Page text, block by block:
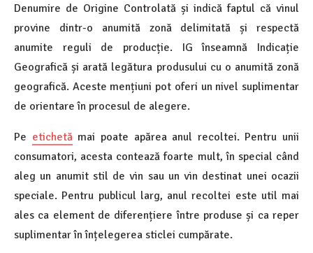
Denumire de Origine Controlată și indică faptul că vinul
provine dintr-o anumită zonă delimitată și respectă
anumite reguli de producție. IG înseamnă Indicație
Geografică și arată legătura produsului cu o anumită zonă
geografică. Aceste mențiuni pot oferi un nivel suplimentar
de orientare în procesul de alegere.
Pe etichetămai poate apărea anul recoltei. Pentru unii
consumatori, acesta contează foarte mult, în special când
aleg un anumit stil de vin sau un vin destinat unei ocazii
speciale. Pentru publicul larg, anul recoltei este util mai
ales ca element de diferențiere între produse și ca reper
suplimentar în înțelegerea sticlei cumpărate.